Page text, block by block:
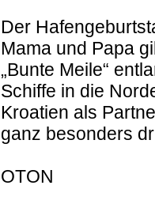
Der
Mama und Papa
„Bunte Meile“
Schiffe in die
Kroatien als
ganz besonders
OTON